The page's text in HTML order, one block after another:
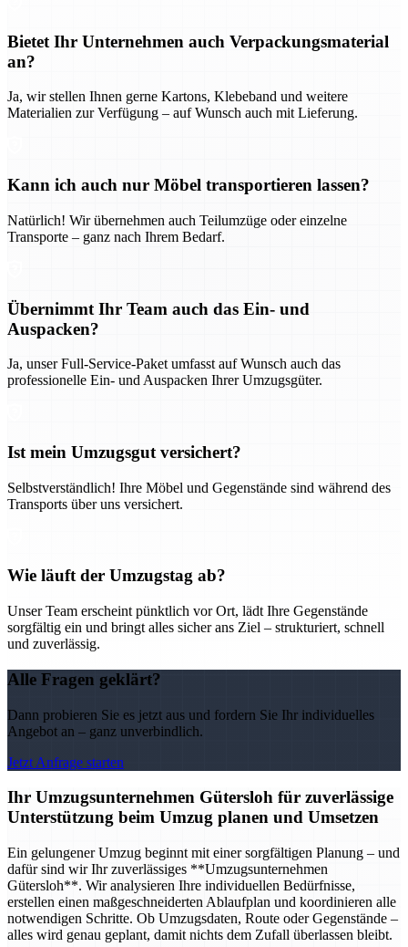
Bietet Ihr Unternehmen auch Verpackungsmaterial
an?
Ja, wir stellen Ihnen gerne Kartons, Klebeband und weitere
Materialien zur Verfügung – auf Wunsch auch mit Lieferung.
Kann ich auch nur Möbel transportieren lassen?
Natürlich! Wir übernehmen auch Teilumzüge oder einzelne
Transporte – ganz nach Ihrem Bedarf.
Übernimmt Ihr Team auch das Ein- und
Auspacken?
Ja, unser Full-Service-Paket umfasst auf Wunsch auch das
professionelle Ein- und Auspacken Ihrer Umzugsgüter.
Ist mein Umzugsgut versichert?
Selbstverständlich! Ihre Möbel und Gegenstände sind während des
Transports über uns versichert.
Wie läuft der Umzugstag ab?
Unser Team erscheint pünktlich vor Ort, lädt Ihre Gegenstände
sorgfältig ein und bringt alles sicher ans Ziel – strukturiert, schnell
und zuverlässig.
Alle Fragen geklärt?
Dann probieren Sie es jetzt aus und fordern Sie Ihr individuelles
Angebot an – ganz unverbindlich.
Jetzt Anfrage starten
Ihr Umzugsunternehmen Gütersloh für zuverlässige
Unterstützung beim Umzug planen und Umsetzen
Ein gelungener Umzug beginnt mit einer sorgfältigen Planung – und
dafür sind wir Ihr zuverlässiges **Umzugsunternehmen
Gütersloh**. Wir analysieren Ihre individuellen Bedürfnisse,
erstellen einen maßgeschneiderten Ablaufplan und koordinieren alle
notwendigen Schritte. Ob Umzugsdaten, Route oder Gegenstände –
alles wird genau geplant, damit nichts dem Zufall überlassen bleibt.